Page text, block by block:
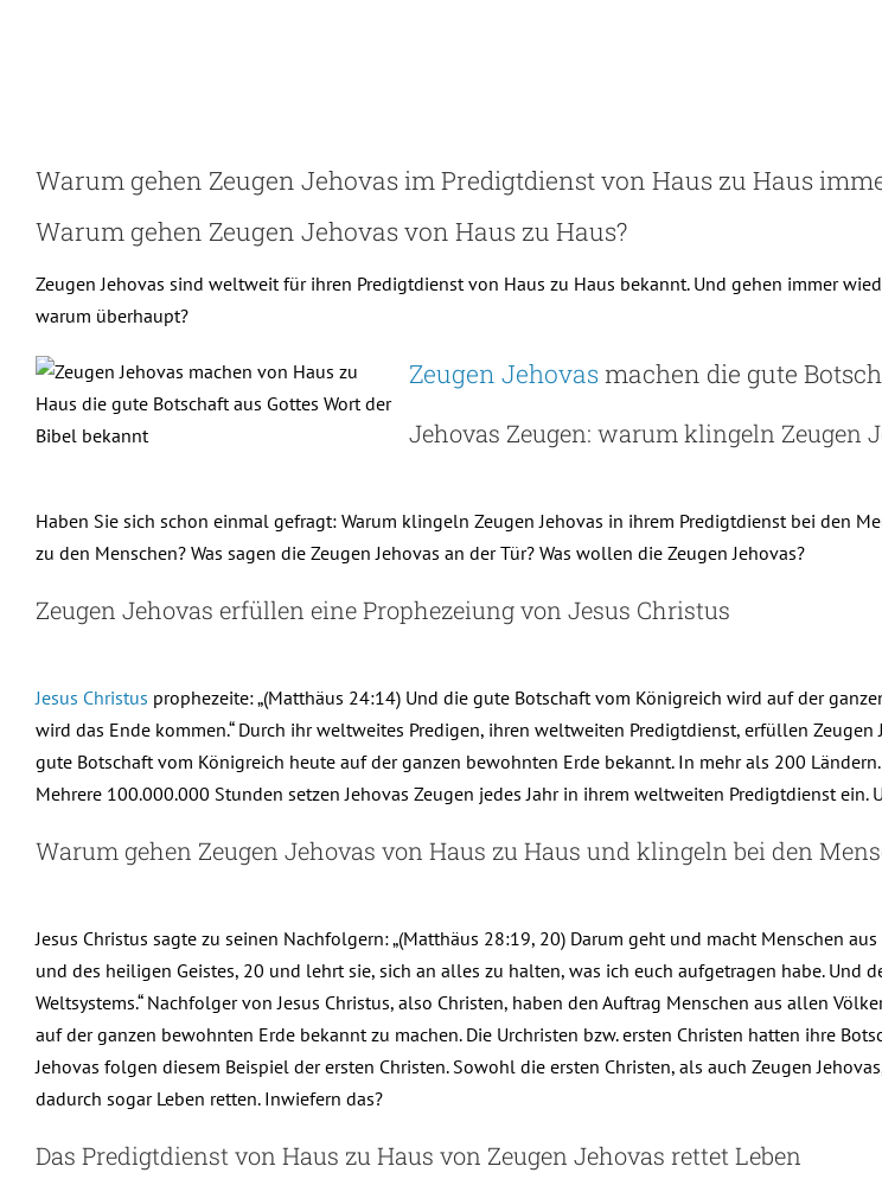
Warum gehen Zeugen Jehovas im Predigtdienst von Haus zu Haus
Warum gehen Zeugen Jehovas von Haus zu Haus?
Zeugen Jehovas sind weltweit für ihren Predigtdienst von Haus zu Haus bekannt. Und gehen immer
warum überhaupt?
Zeugen Jehovasmachen die gute
Jehovas Zeugen: warum klingeln Zeugen
Haben Sie sich schon einmal gefragt: Warum klingeln Zeugen Jehovas in ihrem Predigtdienst bei den
zu den Menschen? Was sagen die Zeugen Jehovas an der Tür? Was wollen die Zeugen Jehovas?
Zeugen Jehovas erfüllen eine Prophezeiung von Jesus Christus
Jesus Christus prophezeite: „(Matthäus 24:14) Und die gute Botschaft vom Königreich wird auf der
wird das Ende kommen.“ Durch ihr weltweites Predigen, ihren weltweiten Predigtdienst, erfüllen Zeugen
gute Botschaft vom Königreich heute auf der ganzen bewohnten Erde bekannt. In mehr als 200
Mehrere 100.000.000 Stunden setzen Jehovas Zeugen jedes Jahr in ihrem weltweiten Predigtdienst
Warum gehen Zeugen Jehovas von Haus zu Haus und klingeln bei den
Jesus Christus sagte zu seinen Nachfolgern: „(Matthäus 28:19, 20) Darum geht und macht Menschen
und des heiligen Geistes, 20 und lehrt sie, sich an alles zu halten, was ich euch aufgetragen habe. Und
Weltsystems.“ Nachfolger von Jesus Christus, also Christen, haben den Auftrag Menschen aus allen
auf der ganzen bewohnten Erde bekannt zu machen. Die Urchristen bzw. ersten Christen hatten ihre
Jehovas folgen diesem Beispiel der ersten Christen. Sowohl die ersten Christen, als auch Zeugen
dadurch sogar Leben retten. Inwiefern das?
Das Predigtdienst von Haus zu Haus von Zeugen Jehovas rettet Leben